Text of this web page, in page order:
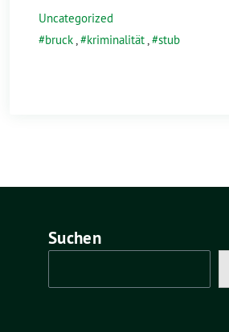
Uncategorized
bruck, kriminalität, stub
Suchen